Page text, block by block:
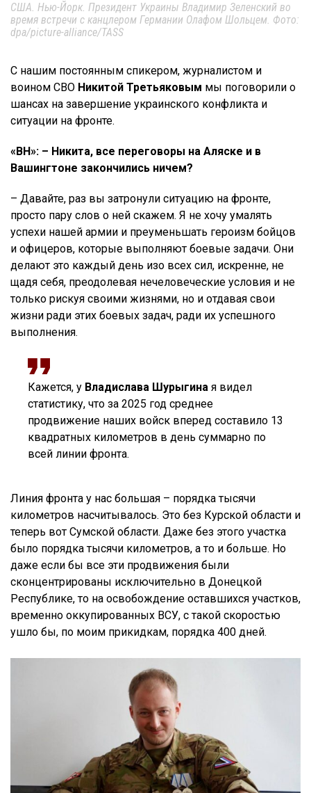
США. Нью-Йорк. Президент Украины Владимир Зеленский во
время встречи с канцлером Германии Олафом Шольцем. Фото:
dpa/picture-alliance/TASS
С нашим постоянным спикером, журналистом и
воином СВО Никитой Третьяковым мы поговорили о
шансах на завершение украинского конфликта и
ситуации на фронте.
«ВН»: – Никита, все переговоры на Аляске и в
Вашингтоне закончились ничем?
– Давайте, раз вы затронули ситуацию на фронте,
просто пару слов о ней скажем. Я не хочу умалять
успехи нашей армии и преуменьшать героизм бойцов
и офицеров, которые выполняют боевые задачи. Они
делают это каждый день изо всех сил, искренне, не
щадя себя, преодолевая нечеловеческие условия и не
только рискуя своими жизнями, но и отдавая свои
жизни ради этих боевых задач, ради их успешного
выполнения.
Кажется, у Владислава Шурыгина я видел
статистику, что за 2025 год среднее
продвижение наших войск вперед составило 13
квадратных километров в день суммарно по
всей линии фронта.
Линия фронта у нас большая – порядка тысячи
километров насчитывалось. Это без Курской области и
теперь вот Сумской области. Даже без этого участка
было порядка тысячи километров, а то и больше. Но
даже если бы все эти продвижения были
сконцентрированы исключительно в Донецкой
Республике, то на освобождение оставшихся участков,
временно оккупированных ВСУ, с такой скоростью
ушло бы, по моим прикидкам, порядка 400 дней.